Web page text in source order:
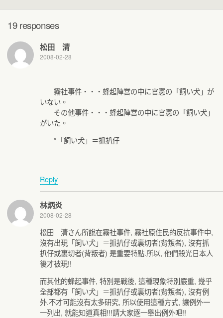
19 responses
松田 清
2008-02-28
霧社事件・・・蜂起陣営の中に官憲の「飼い犬」が
いない。
その他事件・・・蜂起陣営の中に官憲の「飼い犬」
がいた。
*「飼い犬」＝抓扒仔
Reply
林炳炎
2008-02-28
松田 清さん所說在霧社事件, 霧社原住民的反抗事件中,
沒有出現「飼い犬」＝抓扒仔或裏切者(背叛者), 沒有抓
扒仔或裏切者(背叛者) 是重要特點.所以, 他們殺光日本人
後才被現!!
而其他的蜂起事件, 特別是戰後, 這種現象特別嚴重, 幾乎
全部都有「飼い犬」＝抓扒仔或裏切者(背叛者), 沒有例
外.不才可能沒有太多研究, 所以使用這種方式, 讓例外一
一列出, 就能知道真相!!!請大家逐一舉出例外吧!!